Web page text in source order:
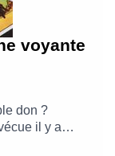
voyante
don ?
il y a
utiles